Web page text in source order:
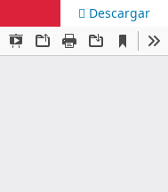
Descargar